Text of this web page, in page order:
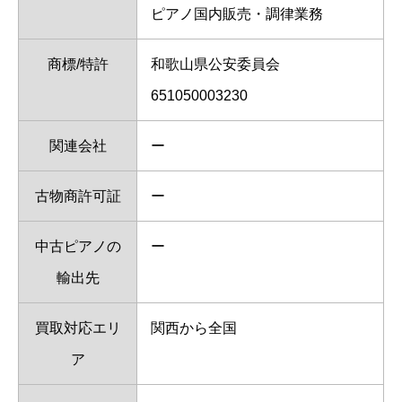
ピアノ国内販売・調律業務
商標/特許 和歌山県公安委員会
651050003230
関連会社 ー
古物商許可証 ー
中古ピアノの
輸出先
ー
買取対応エリ
ア
関西から全国